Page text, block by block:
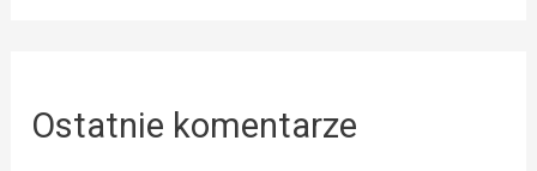
Ostatnie komentarze